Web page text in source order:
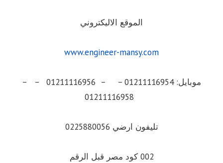
الموقع الاليكتروني
www.engineer-mansy.com
موبايل: 01211116954 – – 01211116956 – –
تليفون ارضي 0225880056
002 كود مصر قبل الرقم